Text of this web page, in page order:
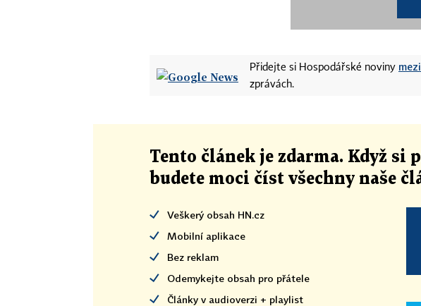
Přidejte si Hospodářské noviny
zprávách.
Tento článek je zdarma. Když si
budete moci číst všechny naše
Veškerý obsah HN.cz
Mobilní aplikace
Bez reklam
Odemykejte obsah pro přátele
Články v audioverzi + playlist